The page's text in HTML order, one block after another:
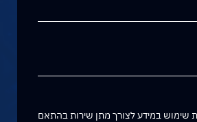
במידע לצורך מתן שירות בהתאם